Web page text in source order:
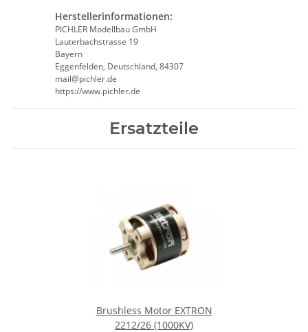
Herstellerinformationen:
PICHLER Modellbau GmbH
Lauterbachstrasse 19
Bayern
Eggenfelden, Deutschland, 84307
mail@pichler.de
https://www.pichler.de
Ersatzteile
Brushless Motor EXTRON
2212/26 (1000KV)